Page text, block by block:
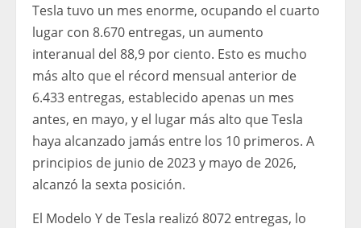
Tesla tuvo un mes enorme, ocupando el cuarto
lugar con 8.670 entregas, un aumento
interanual del 88,9 por ciento. Esto es mucho
más alto que el récord mensual anterior de
6.433 entregas, establecido apenas un mes
antes, en mayo, y el lugar más alto que Tesla
haya alcanzado jamás entre los 10 primeros. A
principios de junio de 2023 y mayo de 2026,
alcanzó la sexta posición.
El Modelo Y de Tesla realizó 8072 entregas, lo